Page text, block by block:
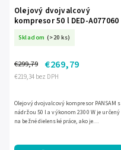
Olejový dvojvalcový
kompresor 50 l DED-A077060
Skladom (>20 ks)
€219,34 bez DPH
€299,79 €269,79
Olejový dvojvalcový kompresor PANSAM s
nádržou 50 l a výkonom 2300 W je určený
na bežné dielenské práce, ako je